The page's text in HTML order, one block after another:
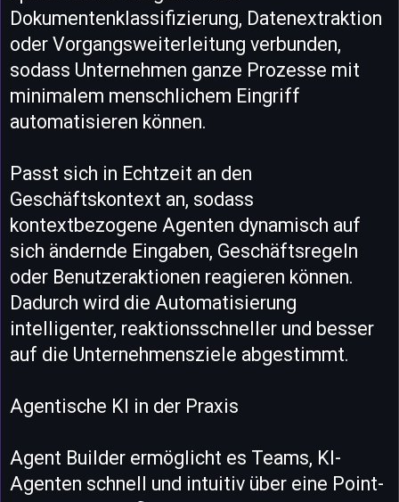
Dokumentenklassifizierung, Datenextraktion
oder Vorgangsweiterleitung verbunden,
sodass Unternehmen ganze Prozesse mit
minimalem menschlichem Eingriff
automatisieren können.
Passt sich in Echtzeit an den
Geschäftskontext an, sodass
kontextbezogene Agenten dynamisch auf
sich ändernde Eingaben, Geschäftsregeln
oder Benutzeraktionen reagieren können.
Dadurch wird die Automatisierung
intelligenter, reaktionsschneller und besser
auf die Unternehmensziele abgestimmt.
Agentische KI in der Praxis
Agent Builder ermöglicht es Teams, KI-
Agenten schnell und intuitiv über eine Point-